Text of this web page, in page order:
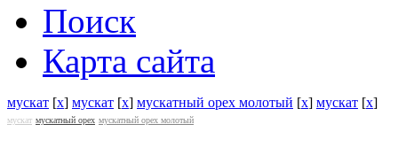
Поиск
Карта сайта
мускат [x] мускат [x] мускатный орех молотый [x] мускат [x]
мускат мускатный орех мускатный орех молотый